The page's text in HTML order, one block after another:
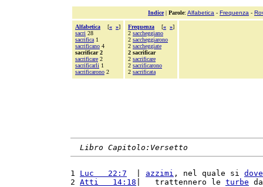
Indice| Parole: Alfabetica - Frequenza -
Alfabetica [« »]
sacri 28
sacrifica 1
sacrificano 4
sacrificar 2
sacrificare 2
sacrificarli 1
sacrificarono 2
Frequenza [« »]
2 saccheggiano
2 saccheggiarono
2 saccheggiate
2 sacrificar
2 sacrificare
2 sacrificarono
2 sacrificata
Libro Capitolo:Versetto
1 Luc   22:7 azzimi , nel quale si
2 Atti   14:18 |   trattennero le turbe